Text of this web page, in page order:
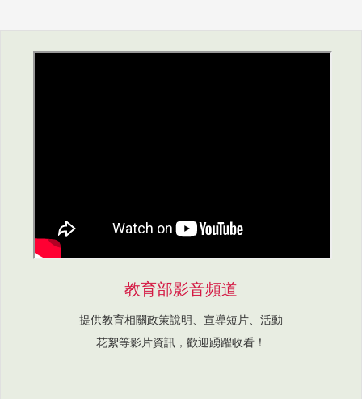
教育部影音頻道
提供教育相關政策說明、宣導短片、活動
花絮等影片資訊，歡迎踴躍收看！